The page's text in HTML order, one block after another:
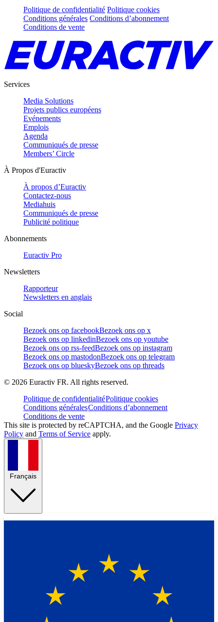
Politique de confidentialité Politique cookies
Conditions générales Conditions d’abonnement
Conditions de vente
Services
Media Solutions
Projets publics européens
Evénements
Emplois
Agenda
Communiqués de presse
Members’ Circle
À Propos d'Euractiv
À propos d’Euractiv
Contactez-nous
Mediahuis
Communiqués de presse
Publicité politique
Abonnements
Euractiv Pro
Newsletters
Rapporteur
Newsletters en anglais
Social
Bezoek ons op facebookBezoek ons op x
Bezoek ons op linkedinBezoek ons op youtube
Bezoek ons op rss-feedBezoek ons op instagram
Bezoek ons op mastodonBezoek ons op telegram
Bezoek ons op blueskyBezoek ons op threads
© 2026 Euractiv FR. All rights reserved.
Politique de confidentialitéPolitique cookies
Conditions généralesConditions d’abonnement
Conditions de vente
This site is protected by reCAPTCHA, and the Google Privacy
Policy and Terms of Service apply.
Français